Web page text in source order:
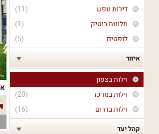
(11)
דירות נופש
(1)
מלונות בוטיק
(5)
לופטים
איזור
וילות בצפון
(20)
וילות במרכז
(16)
וילות בדרום
קהל יעד